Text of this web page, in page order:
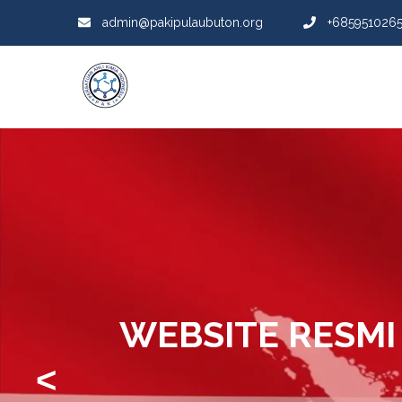
admin@pakipulaubuton.org
WEBSITE
<